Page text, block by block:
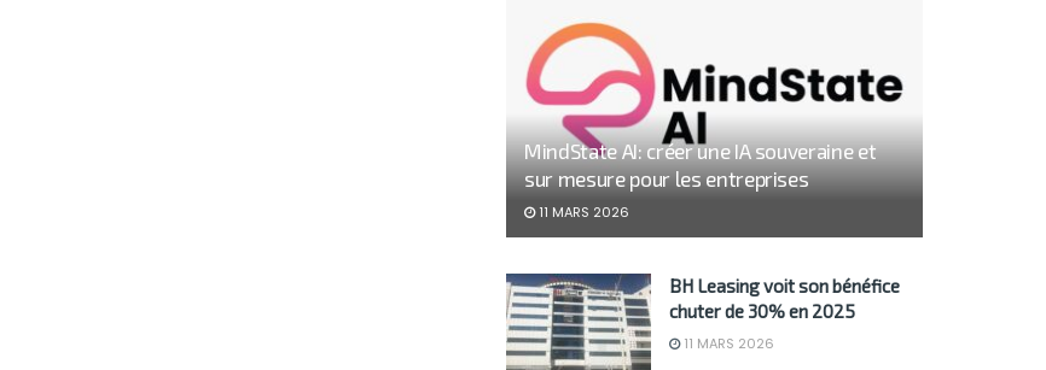
MindState AI: créer une IA souveraine et
sur mesure pour les entreprises
11 MARS 2026
BH Leasing voit son bénéfice
chuter de 30% en 2025
11 MARS 2026